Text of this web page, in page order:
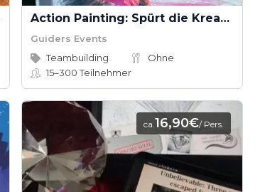
Action Painting: Spürt die Kreativität und den Teamgeist
Guiders Events
Teambuilding
Ohne
15–300Teilnehmer
ca.16,90€/ Pers.